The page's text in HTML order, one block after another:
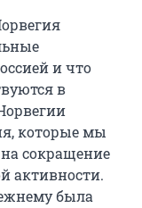
и что
в
которые мы
сокращение
активности.
была